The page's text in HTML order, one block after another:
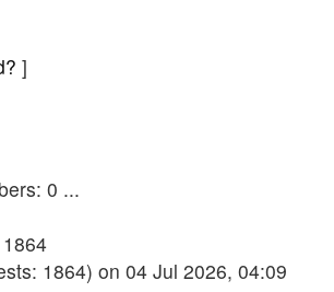
]
0 ...
1864) on 04 Jul 2026, 04:09